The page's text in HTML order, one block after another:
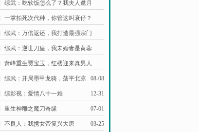
综武：吃软饭怎么了？我夫人邀月
一掌拍死次代种，你管这叫衰仔？
03-27
综武：万倍返还，我打造最强宗门
01-04
综武：逆世刀皇，我未婚妻是黄蓉
萧峰重生贾宝玉，红楼迎来真男人
12-25
综武：开局墨甲龙骑，荡平北凉 08-08
综影视：爱情八十一难 12-31
重生神雕之魔刀奇缘 07-01
不良人：我携女帝复兴大唐 03-25